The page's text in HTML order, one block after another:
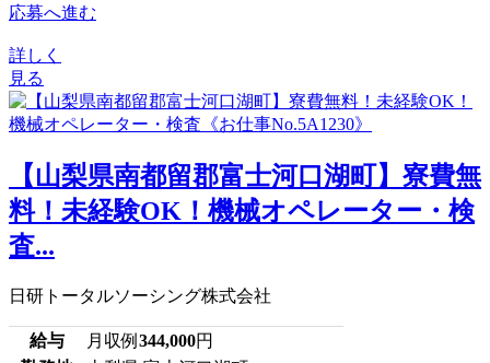
応募へ進む
詳しく
見る
【山梨県南都留郡富士河口湖町】寮費無
料！未経験OK！機械オペレーター・検
査...
日研トータルソーシング株式会社
給与 月収例 344,000円